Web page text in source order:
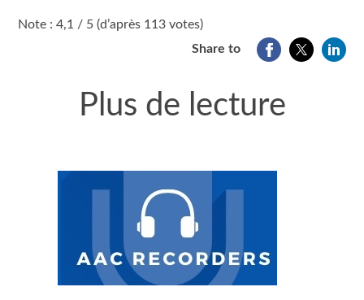
5
Note : 4,1 / 5 (d’après 113 votes)
Share to
Plus de lecture